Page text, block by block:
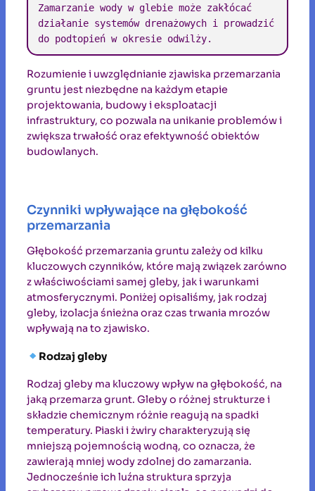
Zamarzanie wody w glebie może zakłócać
działanie systemów drenażowych i prowadzić
do podtopień w okresie odwilży.
Rozumienie i uwzględnianie zjawiska przemarzania
gruntu jest niezbędne na każdym etapie
projektowania, budowy i eksploatacji
infrastruktury, co pozwala na unikanie problemów i
zwiększa trwałość oraz efektywność obiektów
budowlanych.
Czynniki wpływające na głębokość
przemarzania
Głębokość przemarzania gruntu zależy od kilku
kluczowych czynników, które mają związek zarówno
z właściwościami samej gleby, jak i warunkami
atmosferycznymi. Poniżej opisaliśmy, jak rodzaj
gleby, izolacja śnieżna oraz czas trwania mrozów
wpływają na to zjawisko.
Rodzaj gleby
Rodzaj gleby ma kluczowy wpływ na głębokość, na
jaką przemarza grunt. Gleby o różnej strukturze i
składzie chemicznym różnie reagują na spadki
temperatury. Piaski i żwiry charakteryzują się
mniejszą pojemnością wodną, co oznacza, że
zawierają mniej wody zdolnej do zamarzania.
Jednocześnie ich luźna struktura sprzyja